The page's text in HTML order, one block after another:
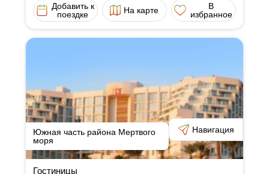
Добавить к
поездке
На карте
В
избранное
Южная часть района Мертвого
моря
Навигация
Гостиницы